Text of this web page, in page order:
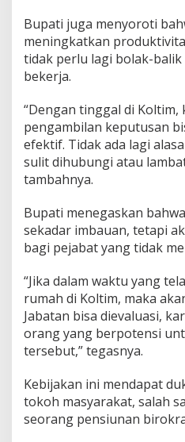
Bupati juga menyoroti
meningkatkan
tidak perlu lagi bolak-
bekerja.
“Dengan tinggal di Koltim,
pengambilan keputusan
efektif. Tidak ada lagi
sulit dihubungi atau
tambahnya.
Bupati menegaskan
sekadar imbauan, tetapi
bagi pejabat yang tidak
“Jika dalam waktu yang
rumah di Koltim, maka
Jabatan bisa dievaluasi,
orang yang berpotensi
tersebut,” tegasnya.
Kebijakan ini mendapat
tokoh masyarakat, salah
seorang pensiunan